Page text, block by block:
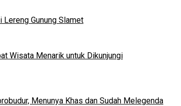
Lereng Gunung Slamet
Wisata Menarik untuk Dikunjungi
Menunya Khas dan Sudah Melegenda